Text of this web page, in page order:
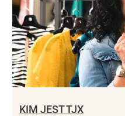
KIM JEST TJX